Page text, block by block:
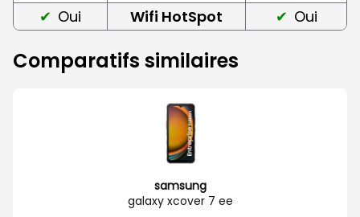
Oui
Wifi HotSpot Oui
Comparatifs similaires
samsung
galaxy xcover 7 ee